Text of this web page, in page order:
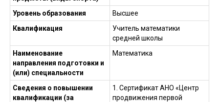
Уровень образования
Высшее
Квалификация
Учитель математики
средней школы
Наименование
направления подготовки и
(или) специальности
Математика
Сведения о повышении
квалификации (за
1. Сертификат АНО «Центр
продвижения первой